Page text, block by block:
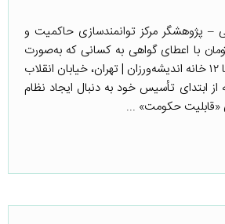
– پژوهشگر مرکز توانمندسازی حاکمیت و
و مربی جهت سرمایه‌گذاری: حضوری: ۲۵۰۰۰۰ تومان – مجازی: ۸۰۰۰۰ تومان با اعطای گواهی به کسانی که به‌صورت
حضوری در دوره شرکت می‌کنند. لینک ثبت‌نام پنجشنبه ۱۳ دی ۱۴۰۳ ساعت ۹ تا ۱۲ خانه اندیشه‌ورزان | تهران، خیابان انقلاب
حاکمیت و جامعه از ابتدای تأسیس خود به دنبال ایجاد نظام
«قابلیت حکومت» ...